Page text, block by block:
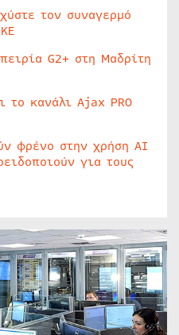
τον συναγερμό
G2+ στη Μαδρίτη
το κανάλι Ajax PRO
φρένο στην χρήση AI
για τους